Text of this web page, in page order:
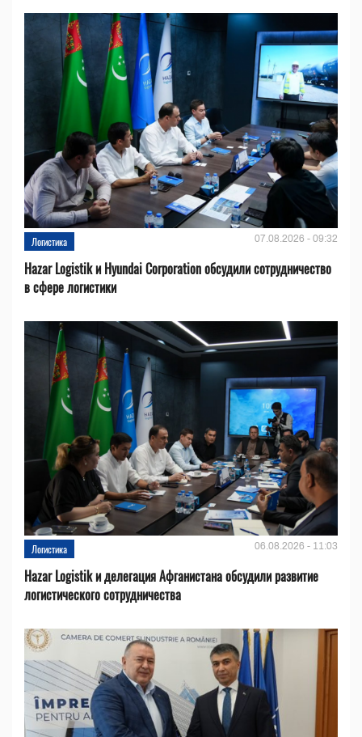
Логистика 07.08.2026 - 09:32
Hazar Logistik и Hyundai Corporation обсудили сотрудничество
в сфере логистики
Логистика 06.08.2026 - 11:03
Hazar Logistik и делегация Афганистана обсудили развитие
логистического сотрудничества